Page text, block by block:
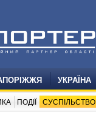
УКРАЇНА
ПОДІЇ СУСПІЛЬСТВО